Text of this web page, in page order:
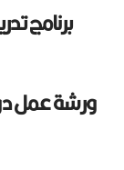
برنامج
ورشة عمل